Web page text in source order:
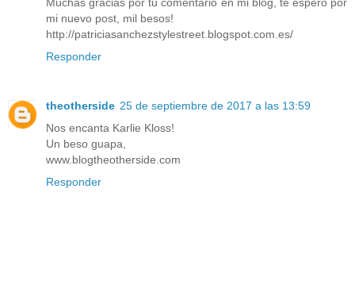
mi nuevo post, mil besos!
http://patriciasanchezstylestreet.blogspot.com.es/
Responder
theotherside 25 de septiembre de 2017 a las 13:59
Nos encanta Karlie Kloss!
Un beso guapa,
www.blogtheotherside.com
Responder